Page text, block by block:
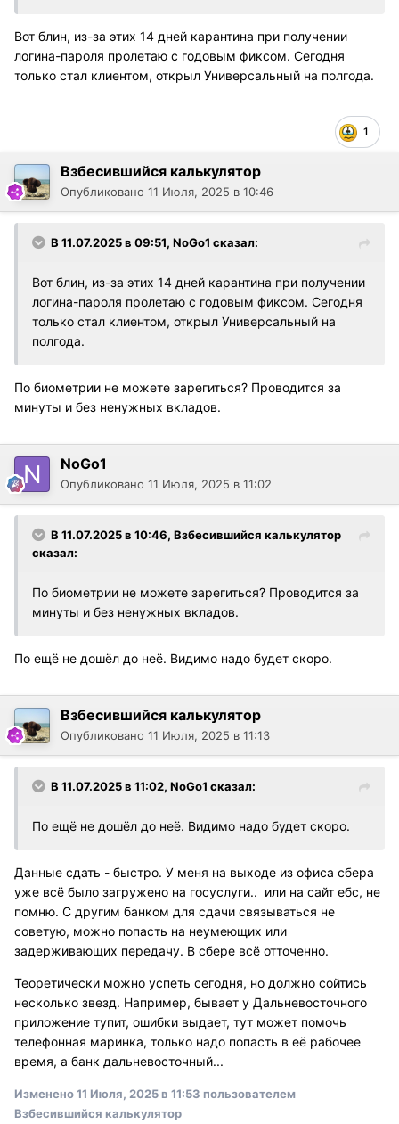
Вот блин, из-за этих 14 дней карантина при получении
логина-пароля пролетаю с годовым фиксом. Сегодня
только стал клиентом, открыл Универсальный на полгода.
1
Взбесившийся калькулятор
Опубликовано 11 Июля, 2025 в 10:46
В 11.07.2025 в 09:51, NoGo1 сказал:
Вот блин, из-за этих 14 дней карантина при получении
логина-пароля пролетаю с годовым фиксом. Сегодня
только стал клиентом, открыл Универсальный на
полгода.
По биометрии не можете зарегиться? Проводится за
минуты и без ненужных вкладов.
NoGo1
Опубликовано 11 Июля, 2025 в 11:02
В 11.07.2025 в 10:46, Взбесившийся калькулятор
сказал:
По биометрии не можете зарегиться? Проводится за
минуты и без ненужных вкладов.
По ещё не дошёл до неё. Видимо надо будет скоро.
Взбесившийся калькулятор
Опубликовано 11 Июля, 2025 в 11:13
В 11.07.2025 в 11:02, NoGo1 сказал:
По ещё не дошёл до неё. Видимо надо будет скоро.
Данные сдать - быстро. У меня на выходе из офиса сбера
уже всë было загружено на госуслуги.. или на сайт ебс, не
помню. С другим банком для сдачи связываться не
советую, можно попасть на неумеющих или
задерживающих передачу. В сбере всë отточенно.
Теоретически можно успеть сегодня, но должно сойтись
несколько звезд. Например, бывает у Дальневосточного
приложение тупит, ошибки выдает, тут может помочь
телефонная маринка, только надо попасть в еë рабочее
время, а банк дальневосточный...
Изменено11 Июля, 2025 в 11:53 пользователем
Взбесившийся калькулятор